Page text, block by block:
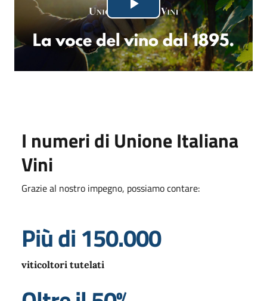
Lettore
in
caricamento.
Riproduci
il
video
I numeri di Unione Italiana
Vini
Grazie al nostro impegno, possiamo contare:
Più di 150.000
viticoltori tutelati